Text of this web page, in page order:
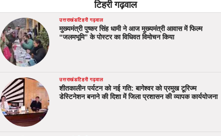
टिहरी गढ़वाल
उत्तराखंडटिहरी गढ़वाल
मुख्यमंत्री पुष्कर सिंह धामी ने आज मुख्यमंत्री आवास में फिल्म
“जलमभूमि” के पोस्टर का विधिवत विमोचन किया
उत्तराखंडटिहरी गढ़वाल
शीतकालीन पर्यटन को नई गति: बागेश्वर को प्रमुख टूरिज्म
डेस्टिनेशन बनाने की दिशा में जिला प्रशासन की व्यापक कार्ययोजना